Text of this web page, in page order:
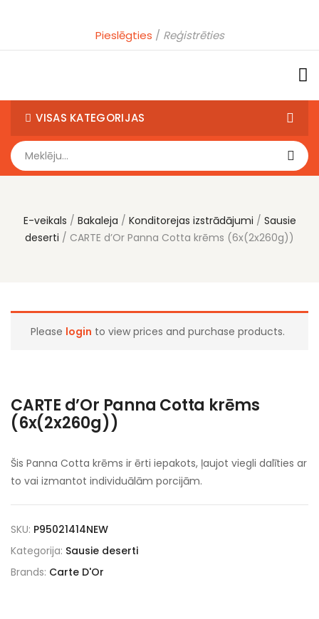
Pieslēgties Reģistrēties
VISAS KATEGORIJAS
E-veikals Bakaleja Konditorejas izstrādājumi
Sausie
deserti
CARTE d’Or Panna Cotta krēms (6x(2x260g))
Please login to view prices and purchase products.
CARTE d’Or Panna Cotta krēms
(6x(2x260g))
Šis Panna Cotta krēms ir ērti iepakots, ļaujot viegli dalīties ar
to vai izmantot individuālām porcijām.
SKU: P95021414NEW
Kategorija: Sausie deserti
Brands: Carte D'Or